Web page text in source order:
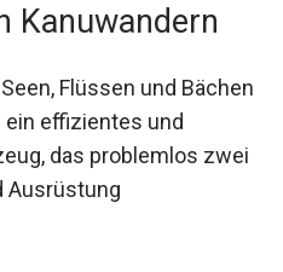
Kanuwandern
Flüssen und Bächen
effizientes und
das problemlos zwei
Ausrüstung